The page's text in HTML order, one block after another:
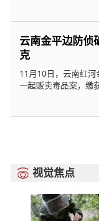
云南金平边防侦
克
11月10日，云南红
一起贩卖毒品案，缴
 视觉焦点